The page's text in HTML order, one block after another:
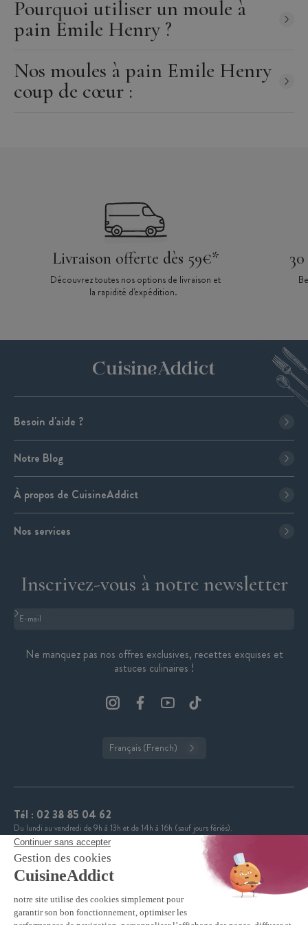
préchauffez votre four à 250°C. Une fois le temps de repos
écoulé, badigeonnez d'eau le dessus des baguettes, faites des
incisions sur le dessus pour faire sortir l'air, puis enfournez dans
Pourquoi utiliser un moule à
pain Emile Henry ?
Nos moules à pain Emile Henry
coup de cœur :
Livraison offerte dès 59€*
Découvrez toutes nos options de livraison et
la rapidité d'expédition.
Besoin d'aide ?
Notre Blog
À propos de CuisineAddict
Nos services
Inscrivez-vous à notre newsletter
Format : adresse@email.com
Ne manquez pas nos offres exclusives, recettes exquises et
astuces culinaires !
Français (French)
Tél : 02 38 85 04 62
Du lundi au vendredi de 9h à 13h et de 14h à 16h (sauf jours fériés).
4.7
CuisineAddict affiche une note de 4,7 sur 5 grâce à plus
de 3 700 avis authentiques. Merci pour votre fidélité.
VOIR TOUS LES AVIS